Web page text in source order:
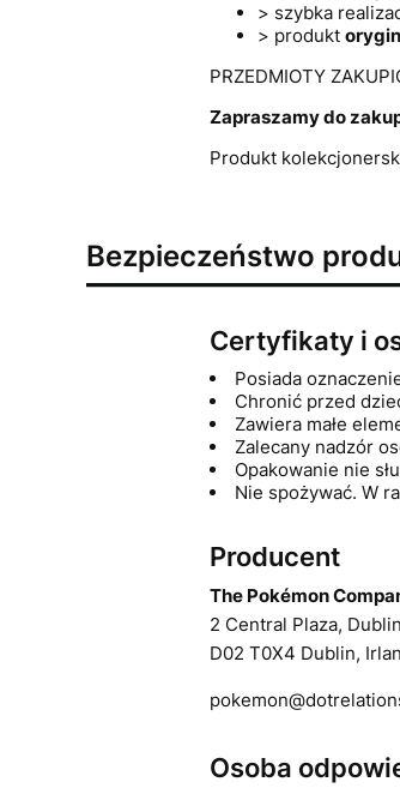
> szybka
> produkt
PRZEDMIOTY
Zapraszamy do
Produkt
Bezpieczeństwo
Certyfikaty i
Posiada
Chronić przed
Zawiera małe
Zalecany nadzór
Opakowanie nie
Nie spożywać. W
Producent
The Pokémon
2 Central Plaza,
D02 T0X4 Dublin,
Osoba